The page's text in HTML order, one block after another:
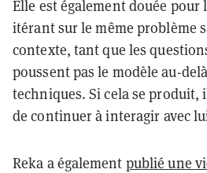
Elle est également douée pour
itérant sur le même problème
contexte, tant que les
poussent pas le modèle au-
techniques. Si cela se produit,
de continuer à interagir avec
Reka a également publié une